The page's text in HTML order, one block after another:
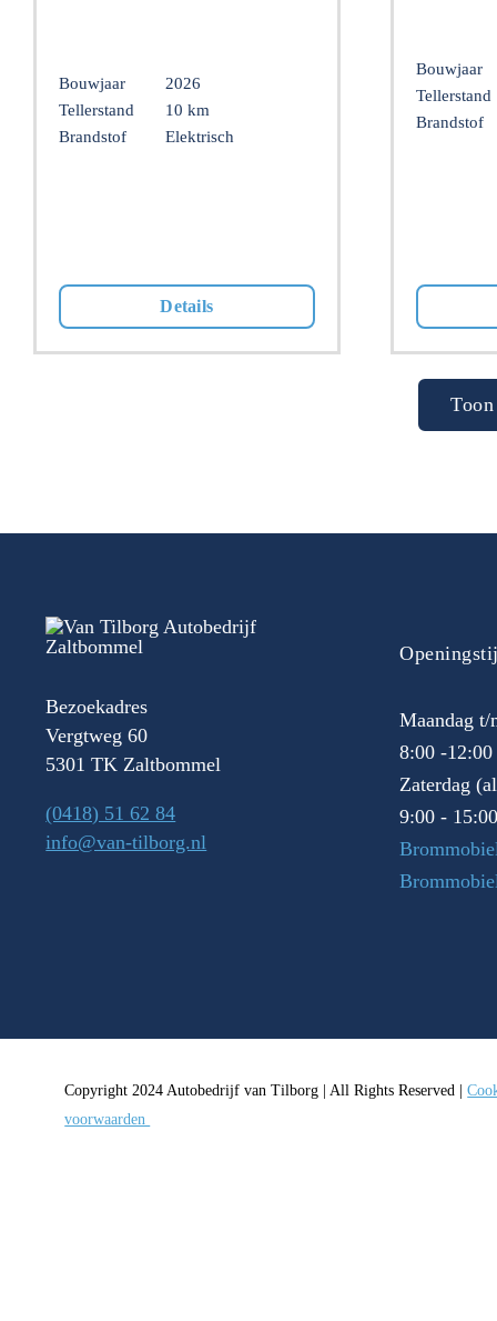
Bouwjaar
2026
Tellerstand
10 km
Brandstof
Elektrisch
Details
Bouwjaar
Tellerstand
Brandstof
Bezoekadres
Vergtweg 60
5301 TK Zaltbommel
(0418) 51 62 84
info@van-tilborg.nl
Maandag
8:00 -
Zaterdag
9:00 -
Copyright 2024 Autobedrijf van Tilborg | All Rights Reserved |
voorwaarden